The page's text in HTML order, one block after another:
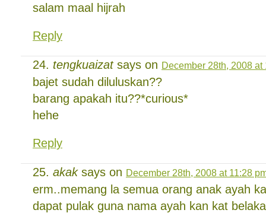
salam maal hijrah
Reply
tengkuaizatsays on December 28th, 2008 at
bajet sudah diluluskan??
barang apakah itu??*curious*
hehe
Reply
akaksays on December 28th, 2008 at 11:28
erm..memang la semua orang anak ayah
dapat pulak guna nama ayah kan kat